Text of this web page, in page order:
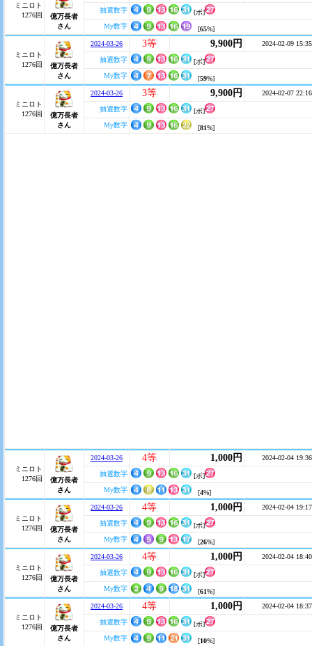
ミニロト
1276回
億万長者
さん
抽選数字
[ボ]
My数字
[65%]
ミニロト
1276回
億万長者
さん
2024-03-26 3等 9,900円 2024-02-09 15:35
抽選数字
[ボ]
My数字
[59%]
ミニロト
1276回
億万長者
さん
2024-03-26 3等 9,900円 2024-02-07 22:16
抽選数字
[ボ]
My数字
[81%]
ミニロト
1276回
億万長者
さん
2024-03-26 4等 1,000円 2024-02-04 19:36
抽選数字
[ボ]
My数字
[4%]
ミニロト
1276回
億万長者
さん
2024-03-26 4等 1,000円 2024-02-04 19:17
抽選数字
[ボ]
My数字
[26%]
ミニロト
1276回
億万長者
さん
2024-03-26 4等 1,000円 2024-02-04 18:40
抽選数字
[ボ]
My数字
[61%]
ミニロト
1276回
億万長者
さん
2024-03-26 4等 1,000円 2024-02-04 18:37
抽選数字
[ボ]
My数字
[10%]